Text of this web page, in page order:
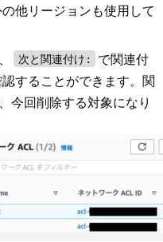
他リージョンも使用して
次と関連付け:
で関連付
することができます。関
今回削除する対象になり